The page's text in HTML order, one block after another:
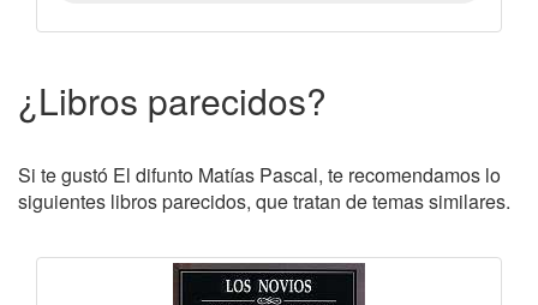
¿Libros parecidos?
Si te gustó El difunto Matías Pascal, te recomendamos lo
siguientes libros parecidos, que tratan de temas similares.